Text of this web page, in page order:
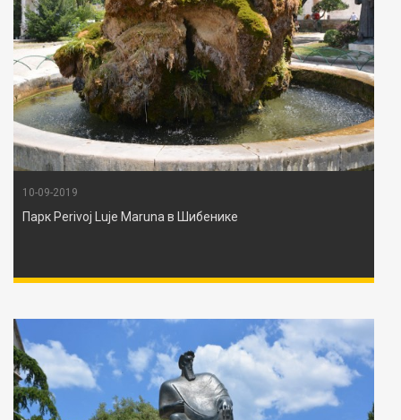
10-09-2019
Парк Perivoj Luje Maruna в Шибенике